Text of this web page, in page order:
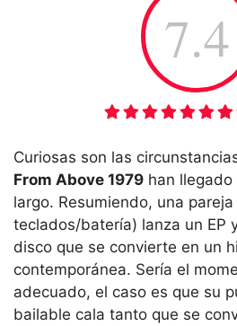
7.4
Curiosas son las
From Above 1979 han
largo. Resumiendo, una
teclados/batería) lanza un EP
disco que se convierte en un
contemporánea. Sería el
adecuado, el caso es que su
bailable cala tanto que se